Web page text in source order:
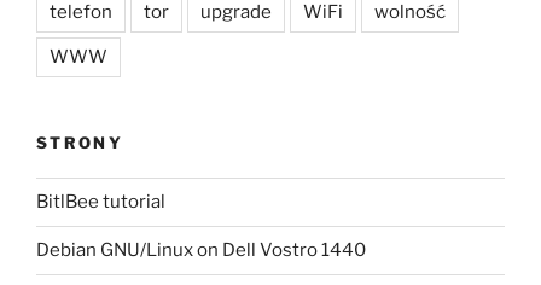
telefon tor upgrade WiFi wolność
WWW
STRONY
BitlBee tutorial
Debian GNU/Linux on Dell Vostro 1440